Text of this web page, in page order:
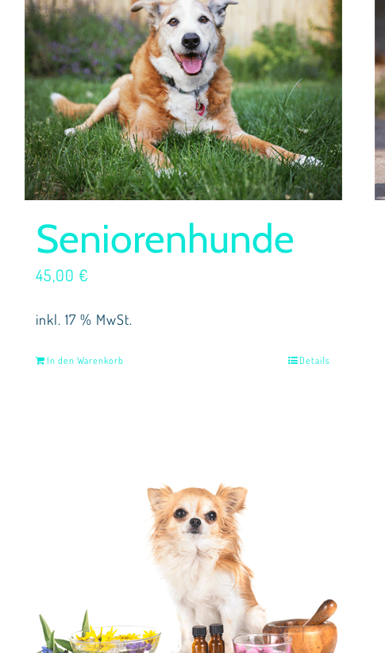
Seniorenhunde
45,00 €
inkl. 17 % MwSt.
In den Warenkorb Details